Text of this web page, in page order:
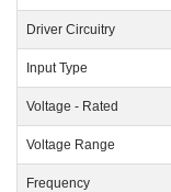
Driver Circuitry
Input Type
Voltage - Rated
Voltage Range
Frequency